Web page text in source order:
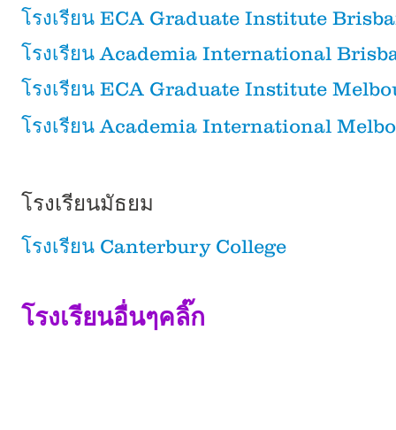
โรงเรียน ECA Graduate Institute
โรงเรียน Academia International
โรงเรียน ECA Graduate Institute
โรงเรียน Academia International
โรงเรียนมัธยม
โรงเรียน Canterbury College
โรงเรียนอื่นๆคลิ๊ก